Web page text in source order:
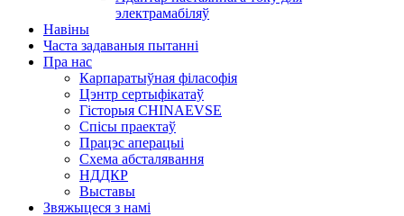
электрамабіляў
Навіны
Часта задаваныя пытанні
Пра нас
Карпаратыўная філасофія
Цэнтр сертыфікатаў
Гісторыя CHINAEVSE
Спісы праектаў
Працэс аперацыі
Схема абсталявання
НДДКР
Выставы
Звяжыцеся з намі